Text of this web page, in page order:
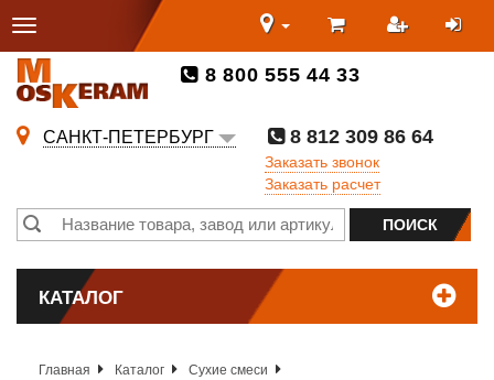
8 800 555 44 33
САНКТ-ПЕТЕРБУРГ
8 812 309 86 64
Заказать звонок
Заказать расчет
КАТАЛОГ
Главная Каталог
Сухие смеси